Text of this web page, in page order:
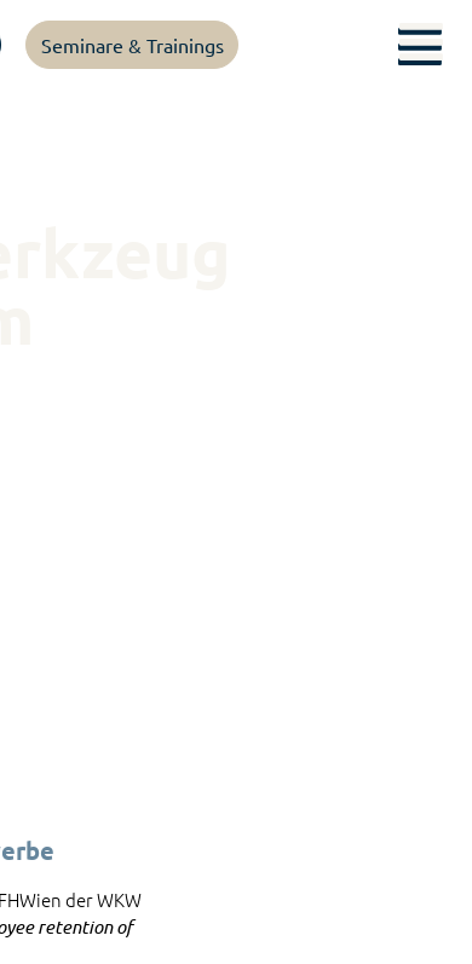
Seminare & Trainings
der WKW
retention of